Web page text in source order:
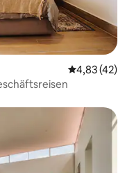
4,83 (42)